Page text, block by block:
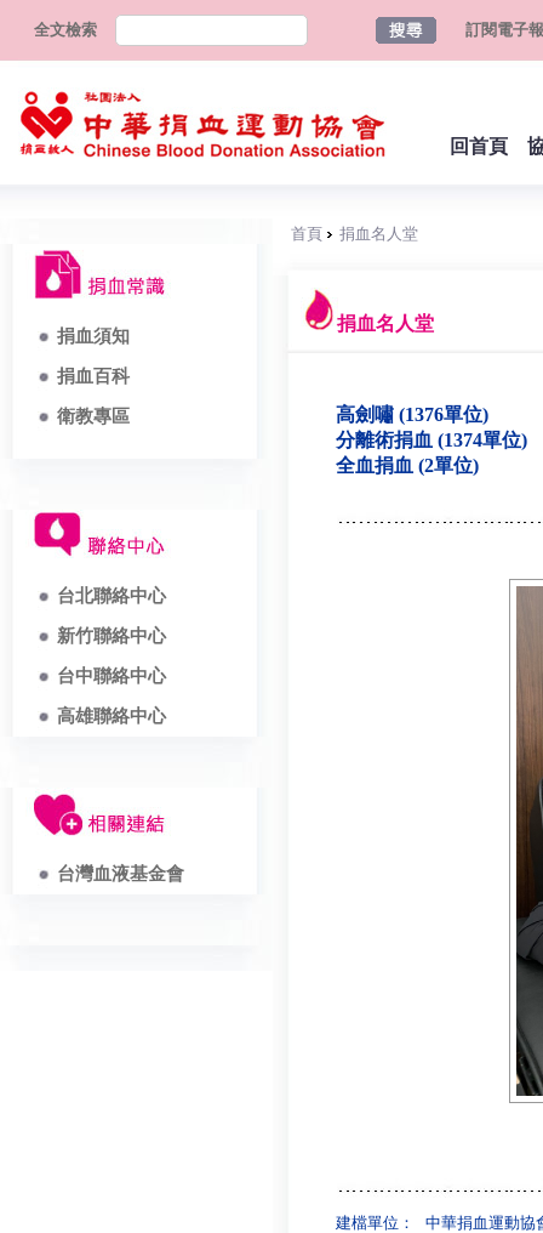
全文檢索 訂閱電子報
回首頁
捐血須知
捐血百科
衛教專區
台北聯絡中心
新竹聯絡中心
台中聯絡中心
高雄聯絡中心
台灣血液基金會
首頁 捐血名人堂
捐血名人堂
高劍嘯 (1376單位)
分離術捐血 (1374單位)
全血捐血 (2單位)
建檔單位： 中華捐血運動協